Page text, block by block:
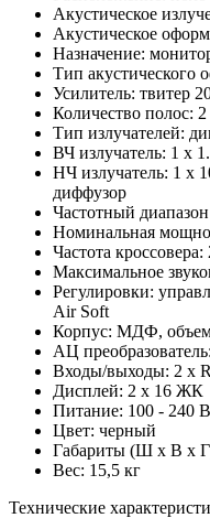
Акустическое
Акустическое
Назначение:
Тип акустического
Усилитель: твитер
Количество полос: 2
Тип излучателей:
ВЧ излучатель: 1 х
НЧ излучатель: 1 х
диффузор
Частотный
Номинальная
Частота
Максимальное
Регулировки:
Air Soft
Корпус: МДФ, объем
АЦ
Входы/выходы: 2 х
Дисплей: 2 х 16 ЖК
Питание: 100 - 240 В
Цвет: черный
Габариты (Ш х В х
Вес: 15,5 кг
Технические